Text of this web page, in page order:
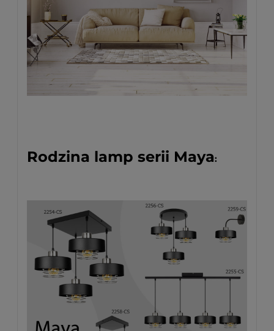
Rodzina lamp serii Maya: